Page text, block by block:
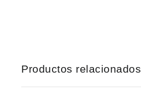
Productos relacionados